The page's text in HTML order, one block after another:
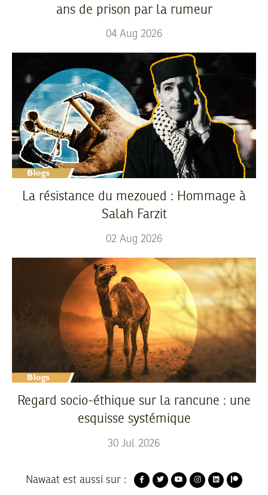
ans de prison par la rumeur
04 Aug 2026
La résistance du mezoued : Hommage à
Salah Farzit
02 Aug 2026
Regard socio-éthique sur la rancune : une
esquisse systémique
30 Jul 2026
Nawaat est aussi sur :